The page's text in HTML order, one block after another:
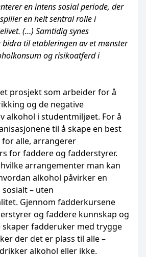
en intens sosial periode, der
en helt sentral rolle i
(…) Samtidig synes
til etableringen av et mønster
og risikoatferd i
prosjekt som arbeider for å
og de negative
alkohol i studentmiljøet. For å
til å skape en best
alle, arrangerer
for faddere og fadderstyrer.
arrangementer man kan
alkohol påvirker en
– uten
Gjennom fadderkursene
og faddere kunnskap og
skaper fadderuker med trygge
der det er plass til alle –
alkohol eller ikke.